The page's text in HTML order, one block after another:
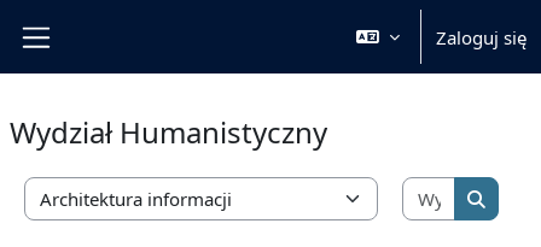
Zaloguj się
Wydział Humanistyczny
Kategorie kursów